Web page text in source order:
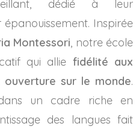
dédié à leur
Inspirée
Montessori, notre école
qui allie fidélité aux
sur le monde.
un cadre riche en
des langues fait